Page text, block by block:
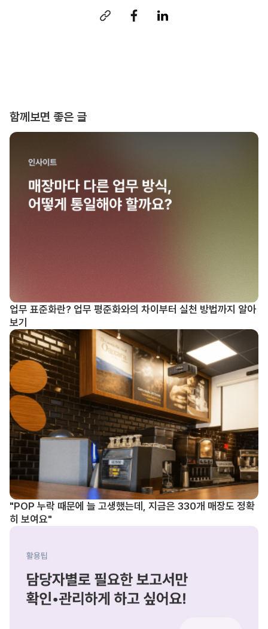
함께보면 좋은 글
업무 표준화란? 업무 평준화와의 차이부터 실천 방법까지 알아
보기
"POP 누락 때문에 늘 고생했는데, 지금은 330개 매장도 정확
히 보여요"